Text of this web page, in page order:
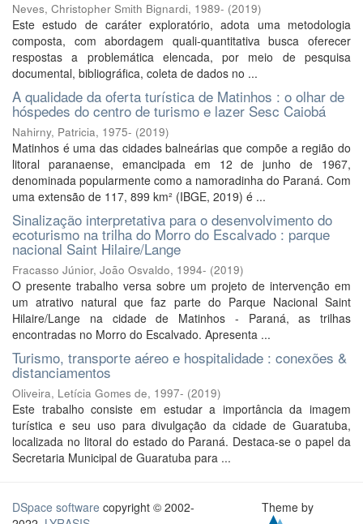
Neves, Christopher Smith Bignardi, 1989- (2019)
Este estudo de caráter exploratório, adota uma metodologia
composta, com abordagem quali-quantitativa busca oferecer
respostas a problemática elencada, por meio de pesquisa
documental, bibliográfica, coleta de dados no ...
A qualidade da oferta turística de Matinhos : o olhar de
hóspedes do centro de turismo e lazer Sesc Caiobá
Nahirny, Patricia, 1975- (2019)
Matinhos é uma das cidades balneárias que compõe a região do
litoral paranaense, emancipada em 12 de junho de 1967,
denominada popularmente como a namoradinha do Paraná. Com
uma extensão de 117, 899 km² (IBGE, 2019) é ...
Sinalização interpretativa para o desenvolvimento do
ecoturismo na trilha do Morro do Escalvado : parque
nacional Saint Hilaire/Lange
Fracasso Júnior, João Osvaldo, 1994- (2019)
O presente trabalho versa sobre um projeto de intervenção em
um atrativo natural que faz parte do Parque Nacional Saint
Hilaire/Lange na cidade de Matinhos - Paraná, as trilhas
encontradas no Morro do Escalvado. Apresenta ...
Turismo, transporte aéreo e hospitalidade : conexões &
distanciamentos
Oliveira, Letícia Gomes de, 1997- (2019)
Este trabalho consiste em estudar a importância da imagem
turística e seu uso para divulgação da cidade de Guaratuba,
localizada no litoral do estado do Paraná. Destaca-se o papel da
Secretaria Municipal de Guaratuba para ...
DSpace software copyright © 2002-
Theme by